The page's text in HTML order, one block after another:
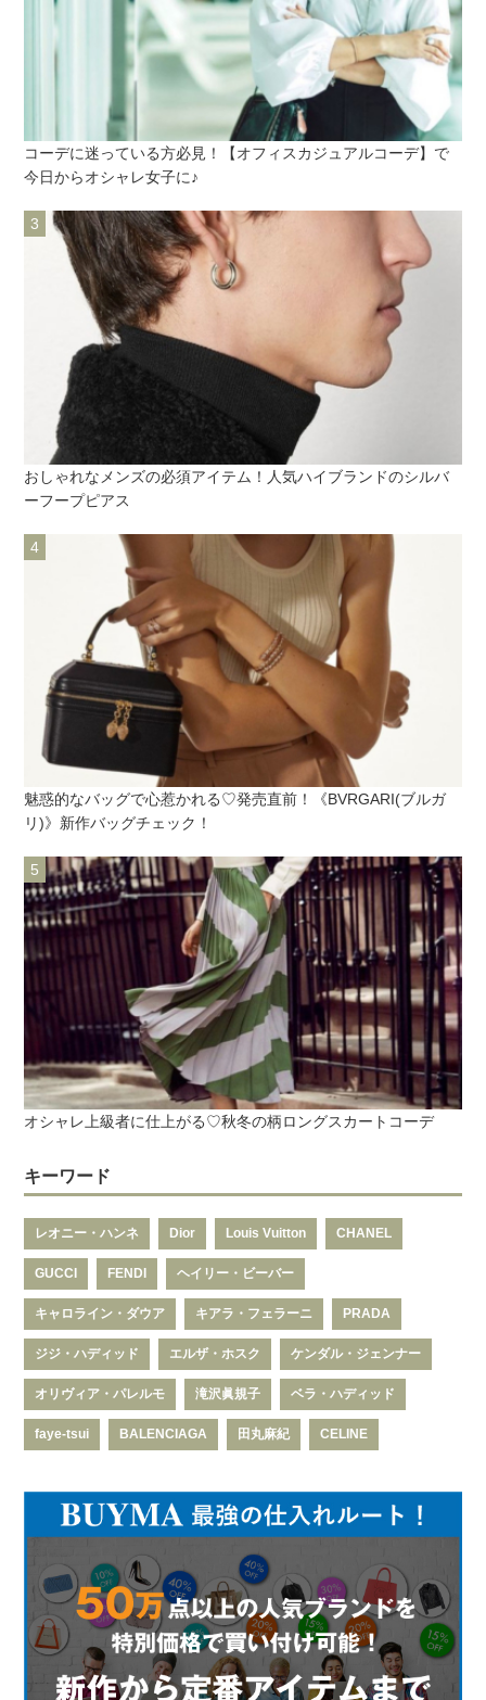
コーデに迷っている方必見！【オフィスカジュアルコーデ】で
今日からオシャレ女子に♪
おしゃれなメンズの必須アイテム！人気ハイブランドのシルバ
ーフープピアス
魅惑的なバッグで心惹かれる♡発売直前！《BVRGARI(ブルガ
リ)》新作バッグチェック！
オシャレ上級者に仕上がる♡秋冬の柄ロングスカートコーデ
キーワード
レオニー・ハンネ Dior Louis Vuitton CHANEL
GUCCI FENDI ヘイリー・ビーバー
キャロライン・ダウア キアラ・フェラーニ PRADA
ジジ・ハディッド エルザ・ホスク ケンダル・ジェンナー
オリヴィア・パレルモ 滝沢眞規子 ベラ・ハディッド
faye-tsui BALENCIAGA 田丸麻紀 CELINE